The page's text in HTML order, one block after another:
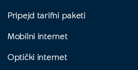
Pripejd tarifni paketi
Mobilni internet
Optički internet